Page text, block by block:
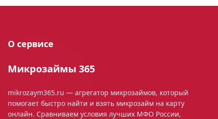
О сервисе
Микрозаймы 365
mikrozaym365.ru — агрегатор микрозаймов, который
помогает быстро найти и взять микрозайм на карту
онлайн. Сравниваем условия лучших МФО России,